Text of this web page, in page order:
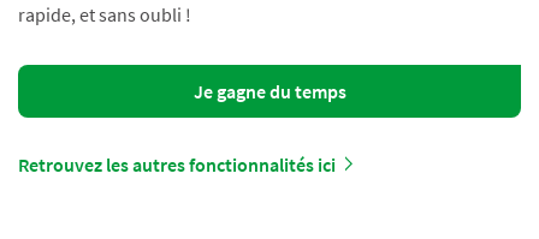
rapide, et sans oubli !
Je gagne du temps
Retrouvez les autres fonctionnalités ici